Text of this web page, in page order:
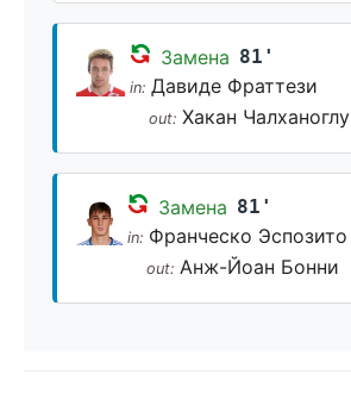
Замена 81'
in: Давиде Фраттези
out: Хакан Чалханоглу
Замена 81'
in: Франческо Эспозито
out: Анж-Йоан Бонни